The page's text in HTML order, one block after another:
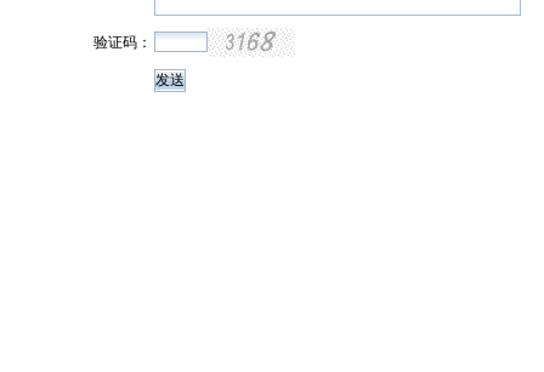
验证码：